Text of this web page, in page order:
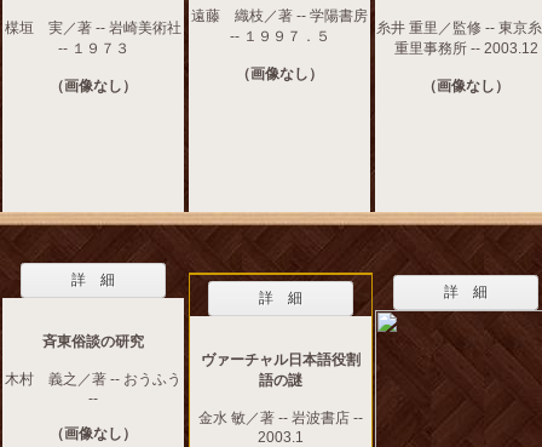
楳垣 実／著 -- 岩崎美術社
-- １９７３
（画像なし）
遠藤 織枝／著 -- 学陽書房
-- １９９７．５
（画像なし）
糸井 重里／監修 -- 東京
重里事務所 -- 2003.12
（画像なし）
詳 細
斉東俗談の研究
木村 義之／著 -- おうふう
--
（画像なし）
詳 細
ヴァーチャル日本語役割
語の謎
金水 敏／著 -- 岩波書店 --
2003.1
詳 細